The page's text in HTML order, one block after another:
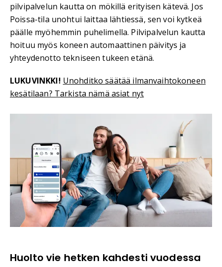
pilvipalvelun kautta on mökillä erityisen kätevä. Jos
Poissa-tila unohtui laittaa lähtiessä, sen voi kytkeä
päälle myöhemmin puhelimella. Pilvipalvelun kautta
hoituu myös koneen automaattinen päivitys ja
yhteydenotto tekniseen tukeen etänä.
LUKUVINKKI! Unohditko säätää ilmanvaihtokoneen
kesätilaan? Tarkista nämä asiat nyt
Huolto vie hetken kahdesti vuodessa